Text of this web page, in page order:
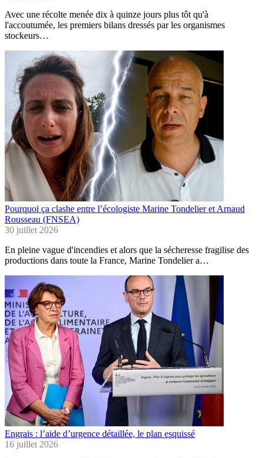
Avec une récolte menée dix à quinze jours plus tôt qu'à
l'accoutumée, les premiers bilans dressés par les organismes
stockeurs…
Pourquoi ça clashe entre l’écologiste Marine Tondelier et Arnaud
Rousseau (FNSEA)
30 juillet 2026
En pleine vague d'incendies et alors que la sécheresse fragilise des
productions dans toute la France, Marine Tondelier a…
Engrais : l’aide d’urgence détaillée, le plan esquissé
16 juillet 2026